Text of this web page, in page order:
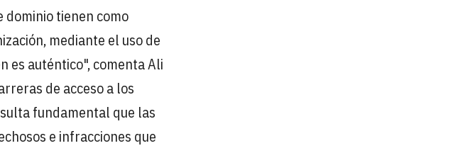
dominio tienen como
mediante el uso de
es auténtico", comenta Ali
de acceso a los
fundamental que las
e infracciones que